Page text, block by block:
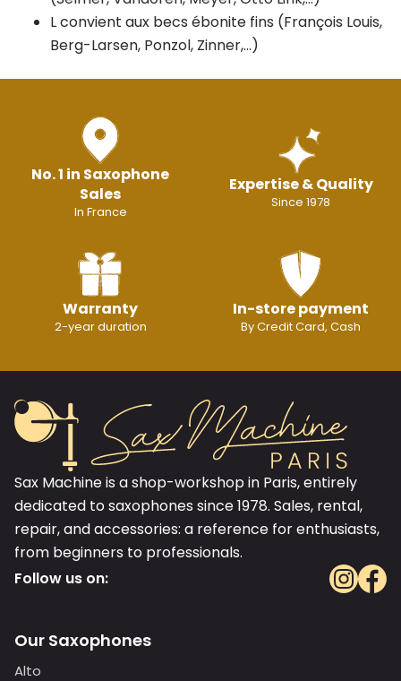
L convient aux becs ébonite fins (François Louis,
Berg-Larsen, Ponzol, Zinner,…)
No. 1 in Saxophone
Sales
In France
Expertise & Quality
Since 1978
Warranty
2-year duration
In-store payment
By Credit Card, Cash
Sax Machine is a shop-workshop in Paris, entirely
dedicated to saxophones since 1978. Sales, rental,
repair, and accessories: a reference for enthusiasts,
from beginners to professionals.
Follow us on:
Our Saxophones
Alto